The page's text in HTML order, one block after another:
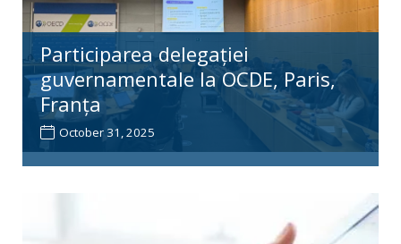
Participarea delegației
guvernamentale la OCDE, Paris,
Franța
October 31, 2025